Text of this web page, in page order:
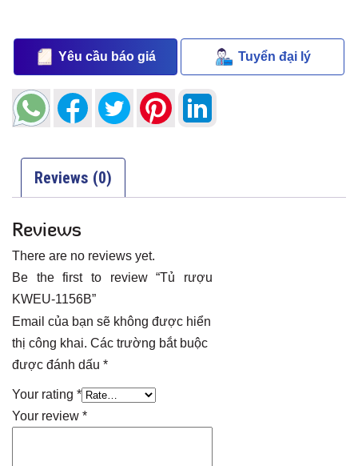
Yêu cầu báo giá Tuyển đại lý
Reviews (0)
Reviews
There are no reviews yet.
Be the first to review “Tủ rượu
KWEU-1156B”
Email của bạn sẽ không được hiển
thị công khai. Các trường bắt buộc
được đánh dấu *
Your rating *
Your review *